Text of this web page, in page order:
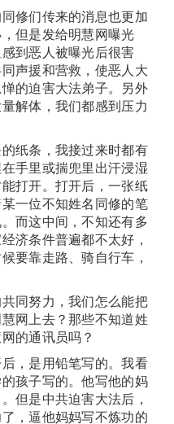
修们传来的消息也更加
但是发给明慧网曝光
到恶人被曝光后很害
声援和营救，使恶人大
的迫害大法弟子。另外
解体，我们都感到压力
纸条，我接过来时都有
手里或揣兜里出汗浸湿
打开。打开后，一张纸
一位不知姓名同修的笔
而这中间，不知还有多
济条件普遍都不太好，
要靠走路、骑自行车，
同努力，我们怎么能把
网上去？那些不知道姓
的通讯员吗？
，是用铅笔写的。我看
孩子写的。他写他的妈
但是中共迫害大法后，
，逼他妈妈写不炼功的